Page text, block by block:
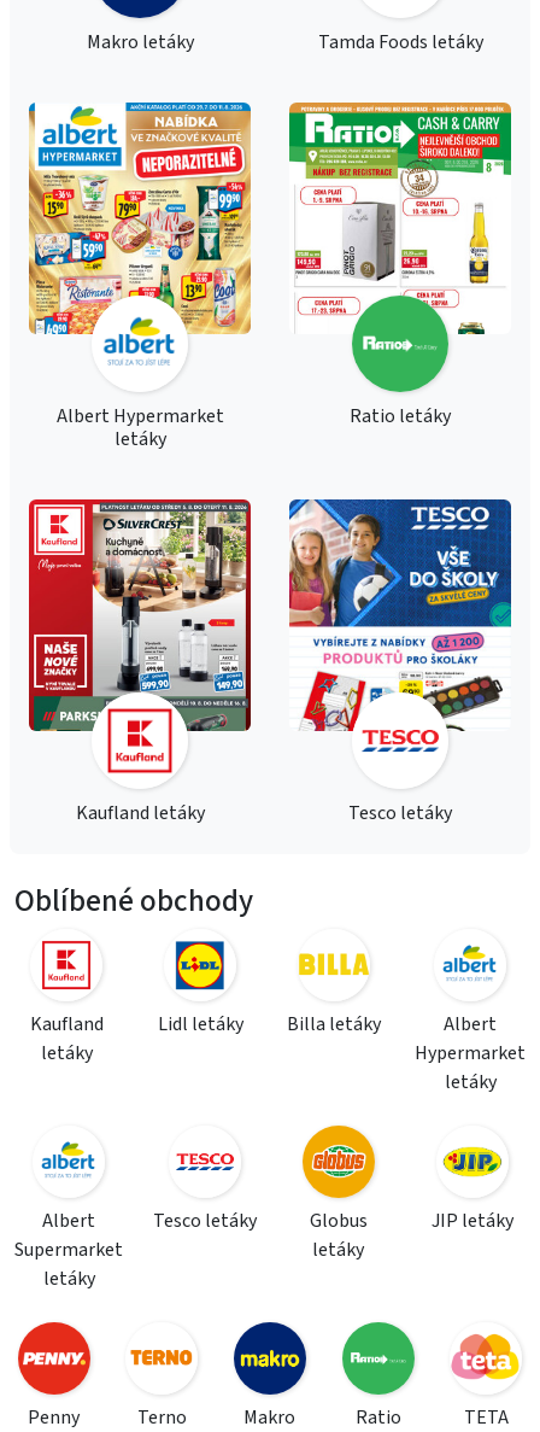
Makro letáky Tamda Foods letáky
Albert Hypermarket
letáky
Ratio letáky
Kaufland letáky Tesco letáky
Oblíbené obchody
Kaufland
letáky
Lidl letáky Billa letáky
Albert
Hypermarket
letáky
Albert
Supermarket
letáky
Tesco letáky
Globus
letáky
JIP letáky
Penny
Terno
Makro
Ratio
TETA